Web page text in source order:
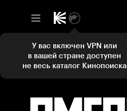
У вас включен VPN или
в вашей стране доступен
не весь каталог Кинопоиска